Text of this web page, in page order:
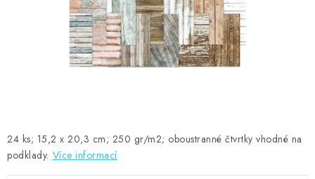
Kontakty Moje objednávka
Oblíbené ♥️
Hodnocení obchodu
Obchodní podmínky
Podmínky ochrany osobních údajů
Ověřování recenzí
24 ks; 15,2 x 20,3 cm; 250 gr/m2; oboustranné čtvrtky vhodné na
podklady. Více informací